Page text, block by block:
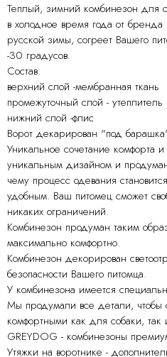
Теплый, зимний комбинезон для
в холодное время года от
русской зимы, согреет Вашего
-30 градусов.
Состав:
верхний слой -мембранная ткань
промежуточный слой -
нижний слой -флис
Ворот декарирован "под
Уникальное сочетание комфорта
уникальным дизайном и
чему процесс одевания
удобным. Ваш питомец сможет
никаких ограничений.
Комбинезон продуман таким
максимально комфортно.
Комбинезон декорирован
безопасности Вашего питомца.
У комбинезона имеется
Мы продумали все детали,
комфортными как для собаки,
GREYDOG - комбинезоны
Утяжки на воротнике -